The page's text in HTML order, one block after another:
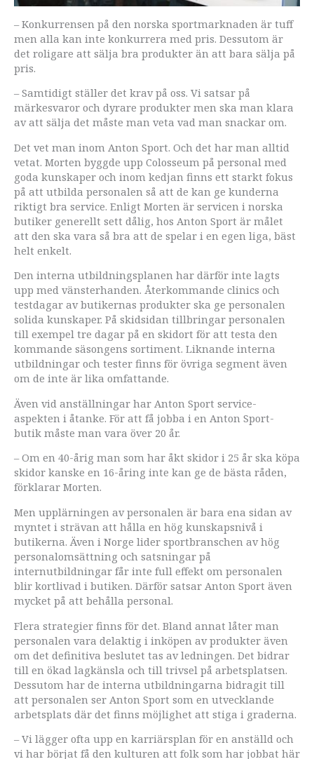
– Konkurrensen på den norska sportmarknaden är tuff
men alla kan inte konkurrera med pris. Dessutom är
det roligare att sälja bra produkter än att bara sälja på
pris.
– Samtidigt ställer det krav på oss. Vi satsar på
märkesvaror och dyrare produkter men ska man klara
av att sälja det måste man veta vad man snackar om.
Det vet man inom Anton Sport. Och det har man alltid
vetat. Morten byggde upp Colosseum på personal med
goda kunskaper och inom kedjan finns ett starkt fokus
på att utbilda personalen så att de kan ge kunderna
riktigt bra service. Enligt Morten är servicen i norska
butiker generellt sett dålig, hos Anton Sport är målet
att den ska vara så bra att de spelar i en egen liga, bäst
helt enkelt.
Den interna utbildningsplanen har därför inte lagts
upp med vänsterhanden. Återkommande clinics och
testdagar av butikernas produkter ska ge personalen
solida kunskaper. På skidsidan tillbringar personalen
till exempel tre dagar på en skidort för att testa den
kommande säsongens sortiment. Liknande interna
utbildningar och tester finns för övriga segment även
om de inte är lika omfattande.
Även vid anställningar har Anton Sport service-
aspekten i åtanke. För att få jobba i en Anton Sport-
butik måste man vara över 20 år.
– Om en 40-årig man som har åkt skidor i 25 år ska köpa
skidor kanske en 16-åring inte kan ge de bästa råden,
förklarar Morten.
Men upplärningen av personalen är bara ena sidan av
myntet i strävan att hålla en hög kunskapsnivå i
butikerna. Även i Norge lider sportbranschen av hög
personalomsättning och satsningar på
internutbildningar får inte full effekt om personalen
blir kortlivad i butiken. Därför satsar Anton Sport även
mycket på att behålla personal.
Flera strategier finns för det. Bland annat låter man
personalen vara delaktig i inköpen av produkter även
om det definitiva beslutet tas av ledningen. Det bidrar
till en ökad lagkänsla och till trivsel på arbetsplatsen.
Dessutom har de interna utbildningarna bidragit till
att personalen ser Anton Sport som en utvecklande
arbetsplats där det finns möjlighet att stiga i graderna.
– Vi lägger ofta upp en karriärsplan för en anställd och
vi har börjat få den kulturen att folk som har jobbat här